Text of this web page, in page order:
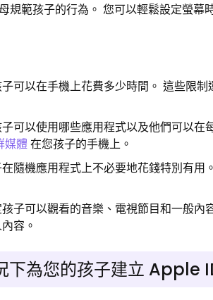
規範孩子的行為。 您可以輕鬆設定螢
可以在手機上花費多少時間。 這些限
可以使用哪些應用程式以及他們可以在
媒體在您孩子的手機上。
隨機應用程式上不必要地花錢特別有用
子可以觀看的音樂、電視節目和一般內
容。
下為您的孩子建立 Apple